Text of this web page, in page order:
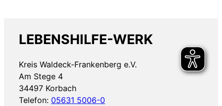
LEBENSHILFE-WERK
Kreis Waldeck-Frankenberg e.V.
Am Stege 4
34497 Korbach
Telefon: 05631 5006-0